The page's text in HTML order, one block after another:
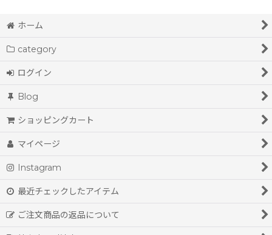
ホーム
category
ログイン
Blog
ショッピングカート
マイページ
Instagram
最近チェックしたアイテム
ご注文商品の返品について